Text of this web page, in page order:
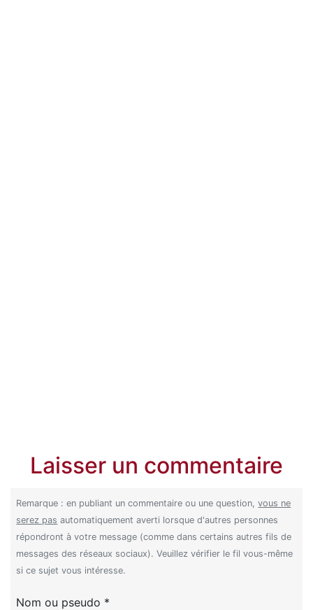
Laisser un commentaire
Remarque : en publiant un commentaire ou une question,vous ne
serez pas automatiquement averti lorsque d'autres personnes
répondront à votre message (comme dans certains autres fils de
messages des réseaux sociaux). Veuillez vérifier le fil vous-même
si ce sujet vous intéresse.
Nom ou pseudo *